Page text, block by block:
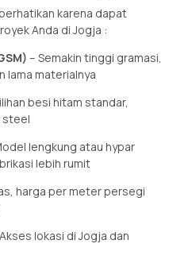
karena dapat
Anda di Jogja :
– Semakin tinggi gramasi,
lama materialnya
besi hitam standar,
steel
lengkung atau hypar
lebih rumit
harga per meter persegi
lokasi di Jogja dan